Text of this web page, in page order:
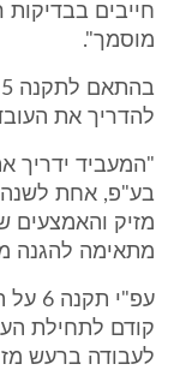
חייבים בבדיקות
מוסמך".
להדריך את
"המעביד ידריך
בע"פ, אחת לשנה
מזיק והאמצעים
מתאימה להגנה
עפ"י
קודם לתחילת
לעבודה ברעש